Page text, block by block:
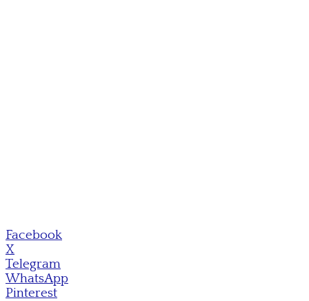
Facebook
X
Telegram
WhatsApp
Pinterest